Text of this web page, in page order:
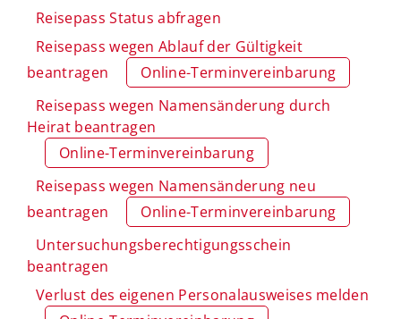
Reisepass Status abfragen
Reisepass wegen Ablauf der Gültigkeit
beantragen
Online-Terminvereinbarung
Reisepass wegen Namensänderung durch
Heirat beantragen
Online-Terminvereinbarung
Reisepass wegen Namensänderung neu
beantragen
Online-Terminvereinbarung
Untersuchungsberechtigungsschein
beantragen
Verlust des eigenen Personalausweises melden